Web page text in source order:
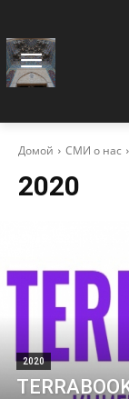
Домой СМИ о нас
2020
2020